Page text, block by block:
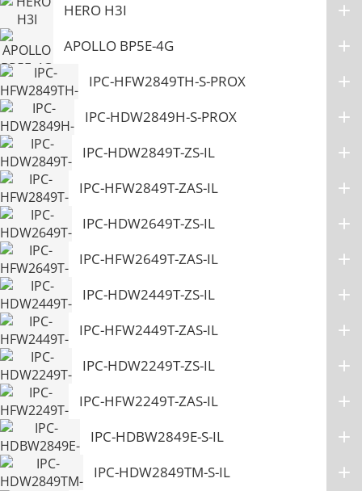
HERO H3I
APOLLO BP5E-4G
IPC-HFW2849TH-S-PROX
IPC-HDW2849H-S-PROX
IPC-HDW2849T-ZS-IL
IPC-HFW2849T-ZAS-IL
IPC-HDW2649T-ZS-IL
IPC-HFW2649T-ZAS-IL
IPC-HDW2449T-ZS-IL
IPC-HFW2449T-ZAS-IL
IPC-HDW2249T-ZS-IL
IPC-HFW2249T-ZAS-IL
IPC-HDBW2849E-S-IL
IPC-HDW2849TM-S-IL